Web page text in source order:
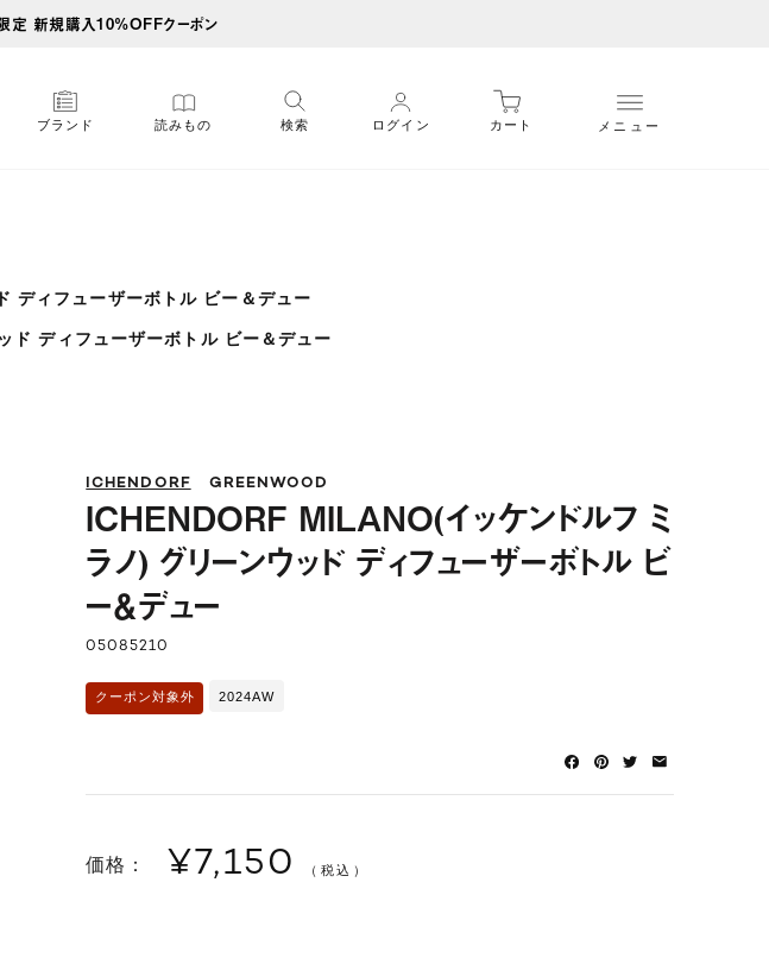
定 新規購入10%OFFクーポン
ブランド 読みもの 検索 ログイン カート メニュー
ディフューザーボトル ビー＆デュー
ディフューザーボトル ビー＆デュー
ICHENDORF GREENWOOD
ICHENDORF MILANO(イッケンドルフ ミ
ラノ) グリーンウッド ディフューザーボトル ビ
ー＆デュー
05085210
クーポン対象外 2024AW
価格： ¥7,150 （税込）